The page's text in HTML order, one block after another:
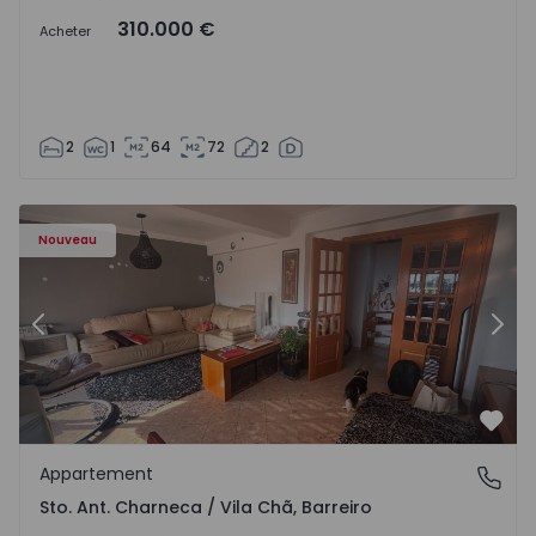
Acheter 310.000 €
2 1 64 72 2
Nouveau
- 11
Appartement T3 Barreiro, Santo António da Charneca -
Précédent
Sto. Ant. Charneca / Vila Chã, Barreiro
Appartement
Sto. Ant. Charneca / Vila Chã, Barreiro